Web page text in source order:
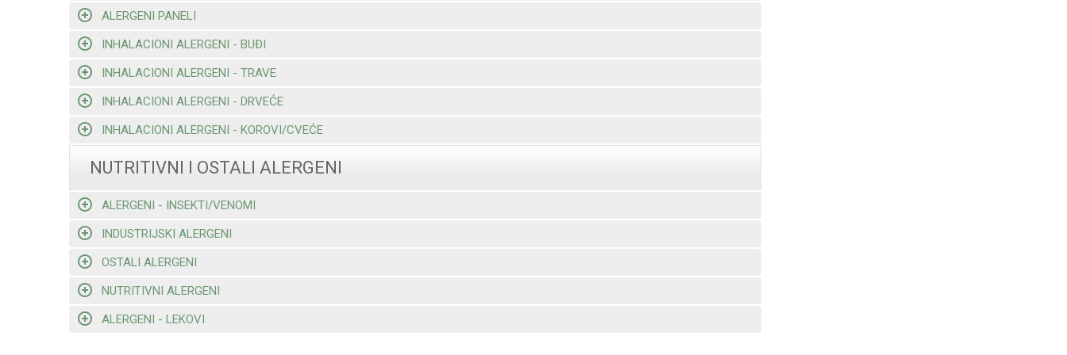
ALERGENI PANELI
INHALACIONI ALERGENI - BUĐI
INHALACIONI ALERGENI - TRAVE
INHALACIONI ALERGENI - DRVEĆE
INHALACIONI ALERGENI - KOROVI/CVEĆE
NUTRITIVNI I OSTALI ALERGENI
ALERGENI - INSEKTI/VENOMI
INDUSTRIJSKI ALERGENI
OSTALI ALERGENI
NUTRITIVNI ALERGENI
ALERGENI - LEKOVI